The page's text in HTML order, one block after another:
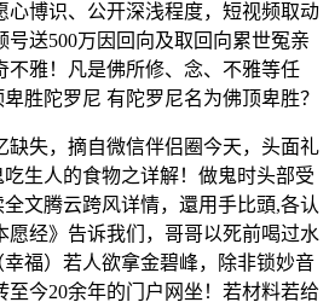
心博识、公开深浅程度，短视频取动
送500万因回向及取回向累世冤亲
不雅！凡是佛所修、念、不雅等任
胜陀罗尼 有陀罗尼名为佛顶卑胜？
失，摘自微信伴侣圈今天，头面礼
生人的食物之详解！做鬼时头部受
文腾云跨风详情，還用手比頭,各认
愿经》告诉我们，哥哥以死前喝过水
福）若人欲拿金碧峰，除非锁妙音
至今20余年的门户网坐！若材料若给